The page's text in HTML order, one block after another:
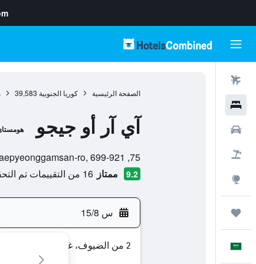
الصفحة الرئيسية كوريا الجنوبية 39,583
آي آر أو جيجو
75, Daepyeonggamsan-ro, 699-921, سيوغويبو, مقاطعة جيجو-دو, كوريا الجنوبية
9.2 ممتاز 16 من التقييمات تم التحقق منها
س 15/8
2 من الضيوف، غرفة واحدة